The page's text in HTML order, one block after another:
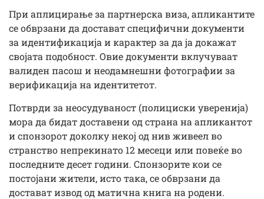
При аплицирање за партнерска виза, апликантите
се обврзани да достават специфични документи
за идентификација и карактер за да ја докажат
својата подобност. Овие документи вклучуваат
валиден пасош и неодамнешни фотографии за
верификација на идентитетот.
Потврди за неосудуваност (полициски уверенија)
мора да бидат доставени од страна на апликантот
и спонзорот доколку некој од нив живеел во
странство непрекинато 12 месеци или повеќе во
последните десет години. Спонзорите кои се
постојани жители, исто така, се обврзани да
достават извод од матична книга на родени.